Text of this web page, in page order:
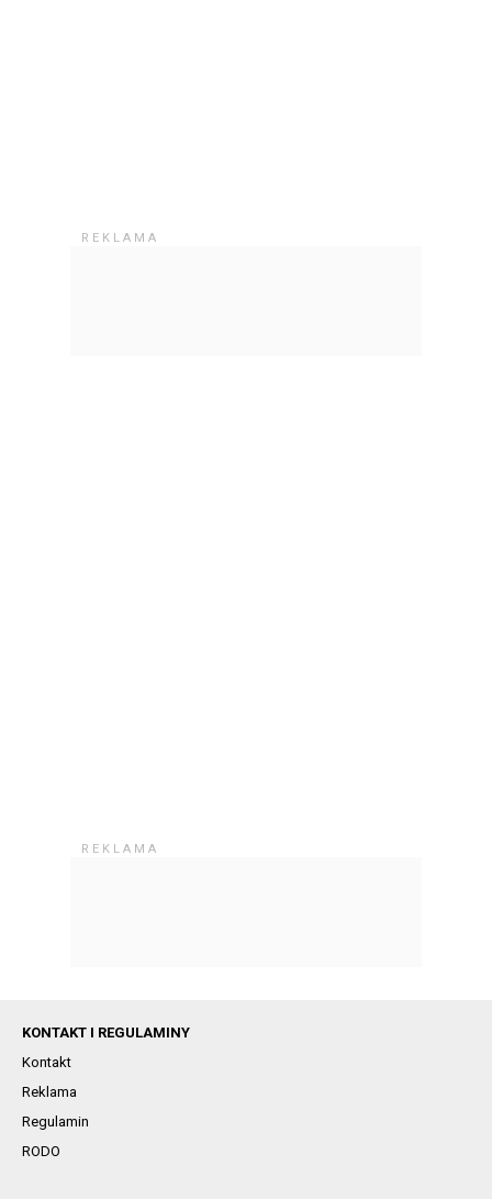
KONTAKT I REGULAMINY
Kontakt
Reklama
Regulamin
RODO